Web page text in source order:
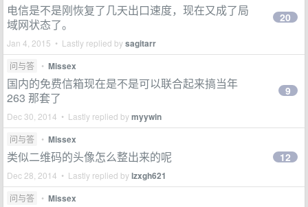
电信是不是刚恢复了几天出口速度，现在又成了局
域网状态了。
Jan 4, 2015 • Lastly replied bysagitarr
20
问与答 • Missex
国内的免费信箱现在是不是可以联合起来搞当年
263 那套了
Dec 30, 2014 • Lastly replied bymyywin
9
问与答 • Missex
类似二维码的头像怎么整出来的呢
Dec 28, 2014 • Lastly replied bylzxgh621
12
问与答 • Missex